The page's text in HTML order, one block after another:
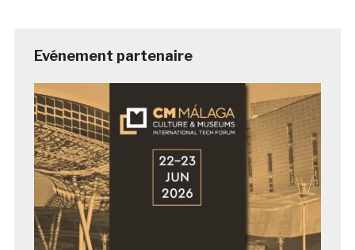
Evénement partenaire